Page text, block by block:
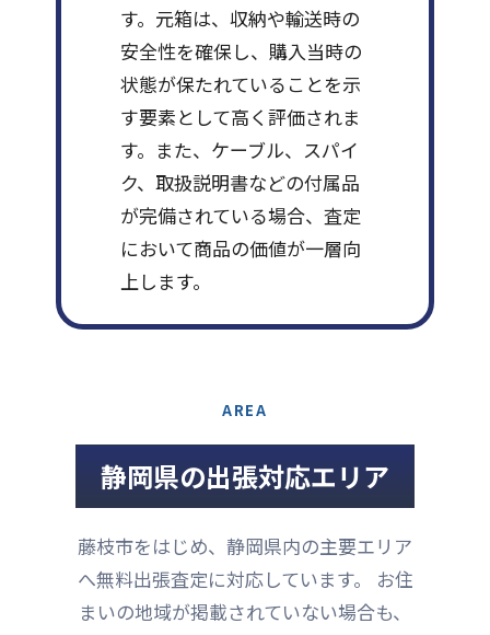
す。元箱は、収納や輸送時の
安全性を確保し、購入当時の
状態が保たれていることを示
す要素として高く評価されま
す。また、ケーブル、スパイ
ク、取扱説明書などの付属品
が完備されている場合、査定
において商品の価値が一層向
上します。
AREA
静岡県の出張対応エリア
藤枝市をはじめ、静岡県内の主要エリア
へ無料出張査定に対応しています。 お住
まいの地域が掲載されていない場合も、